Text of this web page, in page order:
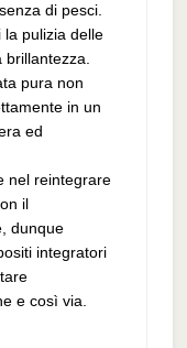
di pesci.
la pulizia delle
pura non
in un
ed
nel reintegrare
il
dunque
integratori
e così via.